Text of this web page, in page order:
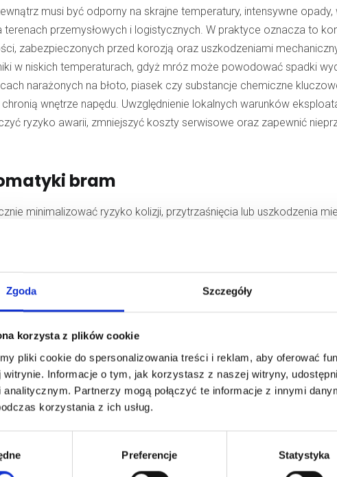
Zgoda Szczegóły
korzysta z plików cookie
pliki cookie do spersonalizowania treści i reklam, aby oferować
witrynie. Informacje o tym, jak korzystasz z naszej witryny,
analitycznym. Partnerzy mogą połączyć te informacje z innymi
korzystania z ich usług.
Preferencje Statystyka
musi być odporny na skrajne temperatury, intensywne
terenach przemysłowych i logistycznych. W praktyce oznacza to
zabezpieczonych przed korozją oraz uszkodzeniami
w niskich temperaturach, gdyż mróz może powodować spadki
narażonych na błoto, piasek czy substancje chemiczne
wnętrze napędu. Uwzględnienie lokalnych warunków
ryzyko awarii, zmniejszyć koszty serwisowe oraz zapewnić
bram
minimalizować ryzyko kolizji, przytrzaśnięcia lub uszkodzenia
krawędziowe oraz układy wykrywające przeszkody. Kluczowe
w sytuacjach awaryjnych, takich jak brak zasilania czy awaria
bram
działanie zarówno części mechanicznych, jak i
również
pozwala zwiększyć niezawodność instalacji oraz zapewnić
sterowania
bramą przemysłowąma kluczowe znaczenie dla jej
jest zdalne sterowanie za pomocą pilota. To wygodne, ale
zasięgu. Alternatywą jest sterowanie poprzez aplikacje
może być konieczność posiadania smartfona i stabilnego